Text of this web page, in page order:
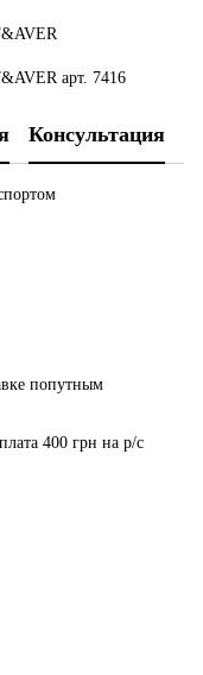
арт. 7416
Консультация
попутным
400 грн на р/с